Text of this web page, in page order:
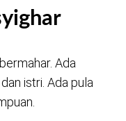
Ada
istri. Ada pula